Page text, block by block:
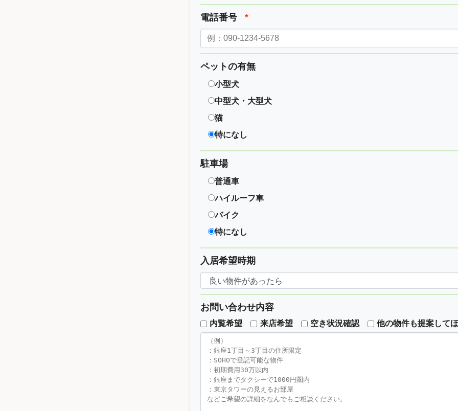
電話番号 *
ペットの有無
小型犬
中型犬・大型犬
猫
特になし
駐車場
普通車
ハイルーフ車
バイク
特になし
入居希望時期
お問い合わせ内容
内覧希望 来店希望 空き状況確認 他の物件も提案して